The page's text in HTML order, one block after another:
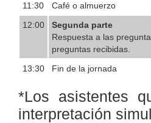
11:30
Café o almuerzo
12:00
Segunda parte
Respuesta a las
preguntas recibidas.
13:30
Fin de la jornada
*Los asistentes
interpretación